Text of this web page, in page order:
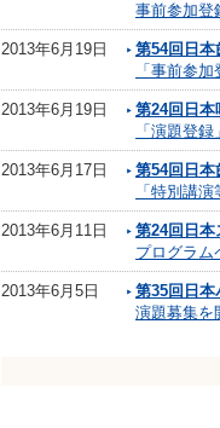
事前参加登
2013年6月19日
第54回日本
「事前参
2013年6月19日
第24回日本
「演題登
2013年6月17日
第54回日本
「特別講
2013年6月11日
第24回日
プログラム
2013年6月5日
第35回日本
演題募集を